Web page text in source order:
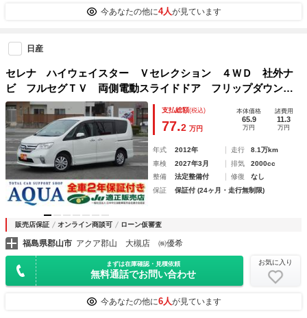
今あなたの他に4人が見ています
日産
セレナ ハイウェイスター Ｖセレクション ４ＷＤ 社外ナ
ビ フルセグＴＶ 両側電動スライドドア フリップダウンモ
ニター クルーズコントロール プッシュスタート ムーンル
ーフ 純正１５インチアルミホイール ビルトインＥＴＣ ２
年保証付
支払総額(税込)
77.2 万円
本体価格
65.9
万円
諸費用
11.3
万円
年式 2012年 走行
8.1万km
車検
2027年3月 排気
2000cc
整備
法定整備付 修復
なし
保証
保証付 (24ヶ月・走行無制限)
販売店保証 オンライン商談可 ローン仮審査
福島県郡山市 アクア郡山 大槻店 ㈱優希
まずは在庫確認・見積依頼
無料通話でお問い合わせ
お気に入り
今あなたの他に6人が見ています